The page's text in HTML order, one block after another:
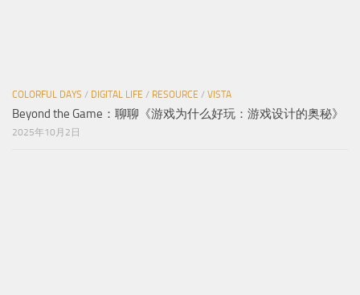
COLORFUL DAYS / DIGITAL LIFE / RESOURCE / VISTA
Beyond the Game：聊聊《游戏为什么好玩：游戏设计的奥秘》
2025年10月2日